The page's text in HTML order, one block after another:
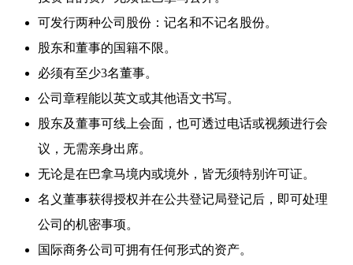
可发行两种公司股份：记名和不记名股份。
股东和董事的国籍不限。
必须有至少3名董事。
公司章程能以英文或其他语文书写。
股东及董事可线上会面，也可透过电话或视频进行会
议，无需亲身出席。
无论是在巴拿马境内或境外，皆无须特别许可证。
名义董事获得授权并在公共登记局登记后，即可处理
公司的机密事项。
国际商务公司可拥有任何形式的资产。